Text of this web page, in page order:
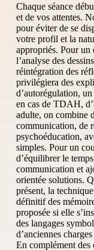
Chaque séance
et de vos attentes.
pour éviter de se
votre profil et la
appropriés. Pour un
l’analyse des
réintégration des
privilégiera des
d’autorégulation,
en cas de TDAH,
adulte, on combine
communication, de
psychoéducation,
simples. Pour un
d’équilibrer le
communication et
orientée solutions.
présent, la
définitif des
proposée si elle
des langages
d’anciennes
En complément des